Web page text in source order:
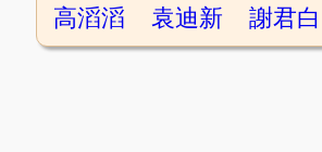
高滔滔
袁迪新 謝君白